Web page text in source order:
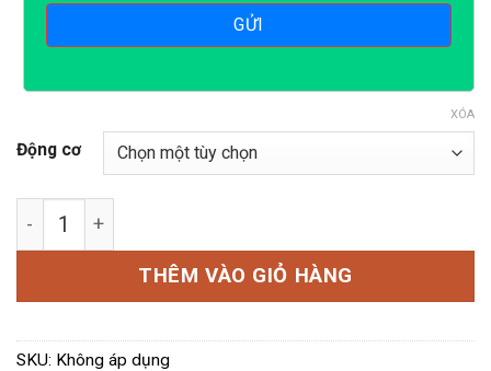
Động cơ
XÓA
Máy nghiền thức ăn chăn nuôi GN300 số lượng
THÊM VÀO GIỎ HÀNG
SKU: Không áp dụng